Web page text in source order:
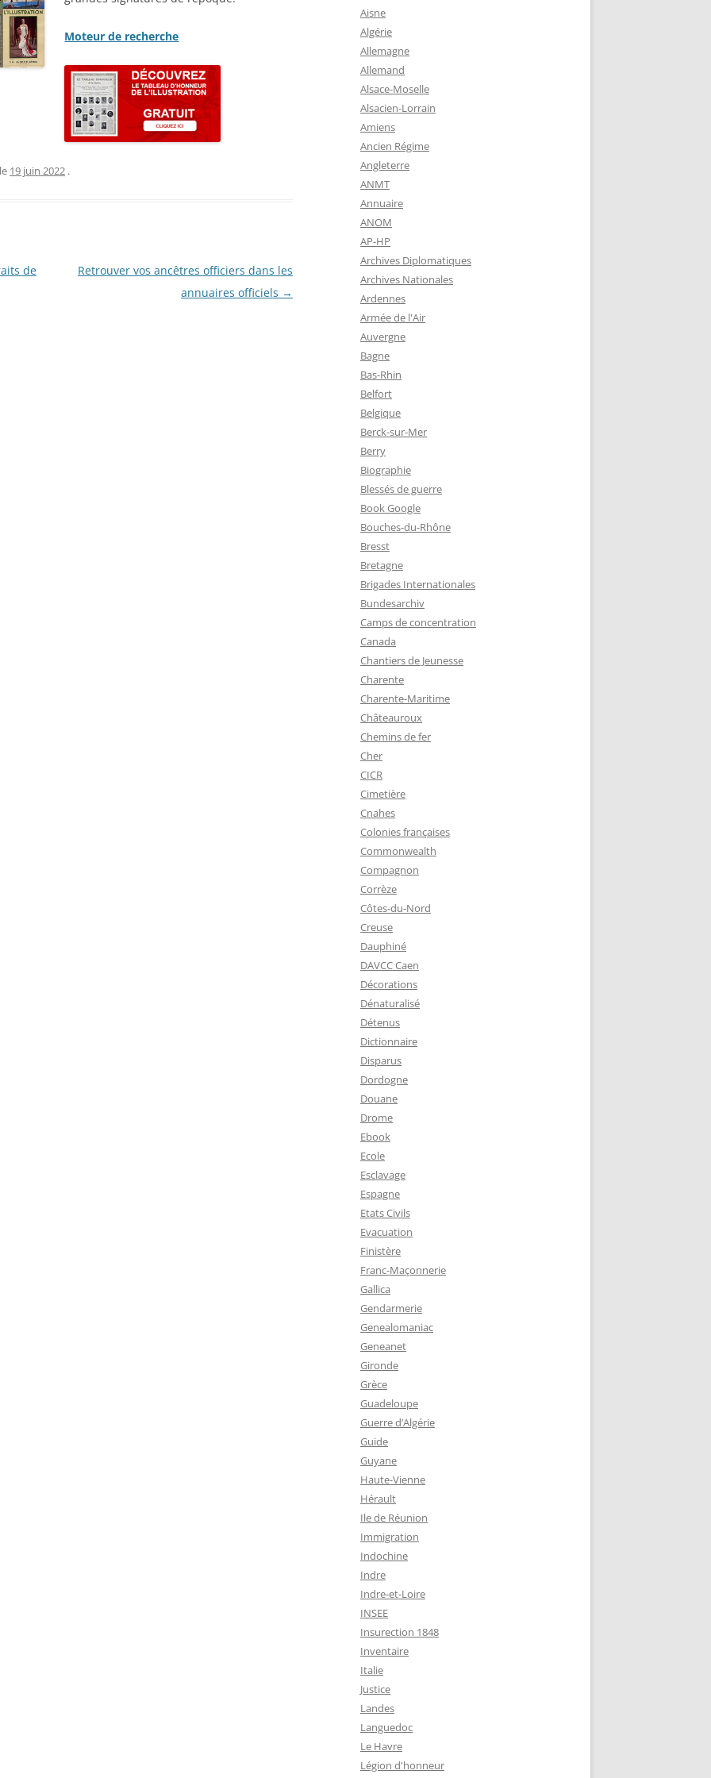
DES CONVOIS DE
ARRIVÉS À EVIAN DU
1917 AU 01/09/1917 –
DÉFINITIVES DES
ET FAMILLES
PAR LA SUISSE
CONNAÎTRE LA
ÉVACUÉES DU
D’ALSACE ÉVACUÉS (1939-
MILITAIRES
1906
LIEUX D’INTERNEMENT EN FRANCE
1939-1945
ALLEMANDS (1914-1918)
SUR-MER : BOURREAU ROBERT
JOSEPH CLÉMENT (1918-1944)
CIMETIÈRE DE SAINTE-MARIE-SUR-
MER (44) : PHILIPPE RENÉ MARIE
CIMETIÈRE DE SAINTE-MARIE-SUR-
MER (44) : COLONEL BABONNEAU
RENÉ LOUIS PIERRE (1904-1965)
CIMETIÈRE DE SAINTE-MARIE-SUR-
MER (44) : JEAN AUBINEAU (1910-
1996) ANCIEN DÉPORTÉ DE
LES MOUTIERS-EN-RETZ – PLAQUE
DE SÉPULTURE DES FRÈRES
LES MOUTIERS-EN-RETZ :
L’ENSEIGNE DE VAISSEAU LEROUX
Moteur de recherche
le 19 juin 2022 .
de
Retrouver vos ancêtres officiers dans les
annuaires officiels →
Aisne
Algérie
Allemagne
Allemand
Alsace-Moselle
Alsacien-Lorrain
Amiens
Ancien Régime
Angleterre
ANMT
Annuaire
ANOM
AP-HP
Archives Diplomatiques
Archives Nationales
Ardennes
Armée de l'Air
Auvergne
Bagne
Bas-Rhin
Belfort
Belgique
Berck-sur-Mer
Berry
Biographie
Blessés de guerre
Book Google
Bouches-du-Rhône
Bresst
Bretagne
Brigades Internationales
Bundesarchiv
Camps de concentration
Canada
Chantiers de Jeunesse
Charente
Charente-Maritime
Châteauroux
Chemins de fer
Cher
CICR
Cimetière
Cnahes
Colonies françaises
Commonwealth
Compagnon
Corrèze
Côtes-du-Nord
Creuse
Dauphiné
DAVCC Caen
Décorations
Dénaturalisé
Détenus
Dictionnaire
Disparus
Dordogne
Douane
Drome
Ebook
Ecole
Esclavage
Espagne
Etats Civils
Evacuation
Finistère
Franc-Maçonnerie
Gallica
Gendarmerie
Genealomaniac
Geneanet
Gironde
Grèce
Guadeloupe
Guerre d’Algérie
Guide
Guyane
Haute-Vienne
Hérault
Ile de Réunion
Immigration
Indochine
Indre
Indre-et-Loire
INSEE
Insurection 1848
Inventaire
Italie
Justice
Landes
Languedoc
Le Havre
Légion d'honneur